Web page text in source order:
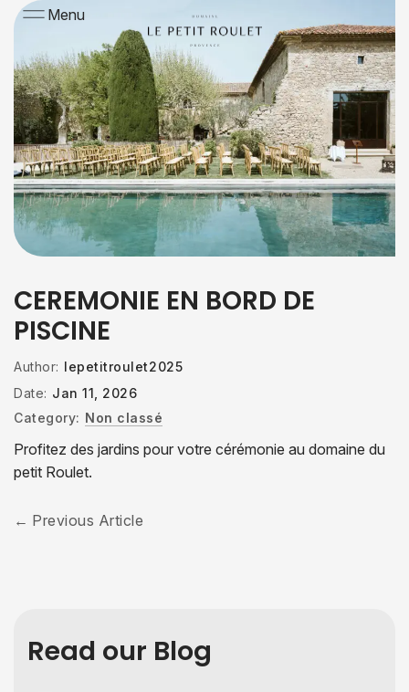
Menu
CEREMONIE EN BORD DE
PISCINE
Author: lepetitroulet2025
Date: Jan 11, 2026
Category: Non classé
Profitez des jardins pour votre cérémonie au domaine du
petit Roulet.
Previous Article
Read our Blog